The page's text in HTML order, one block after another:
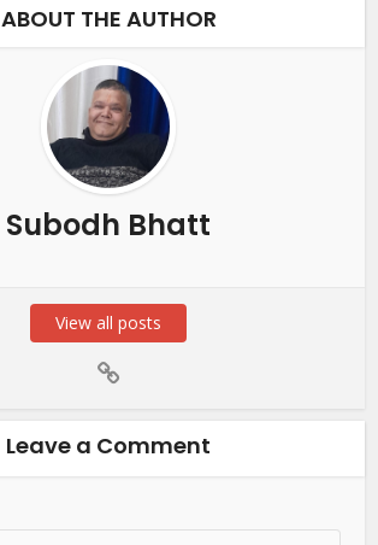
ABOUT THE AUTHOR
Subodh Bhatt
View all posts
Leave a Comment